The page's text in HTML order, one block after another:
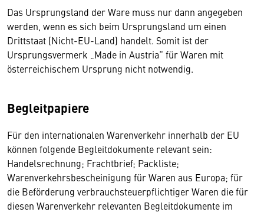
Das Ursprungsland der Ware muss nur dann angegeben
werden, wenn es sich beim Ursprungsland um einen
Drittstaat (Nicht-EU-Land) handelt. Somit ist der
Ursprungsvermerk „Made in Austria“ für Waren mit
österreichischem Ursprung nicht notwendig.
Begleitpapiere
Für den internationalen Warenverkehr innerhalb der EU
können folgende Begleitdokumente relevant sein:
Handelsrechnung; Frachtbrief; Packliste;
Warenverkehrsbescheinigung für Waren aus Europa; für
die Beförderung verbrauchsteuerpflichtiger Waren die für
diesen Warenverkehr relevanten Begleitdokumente im